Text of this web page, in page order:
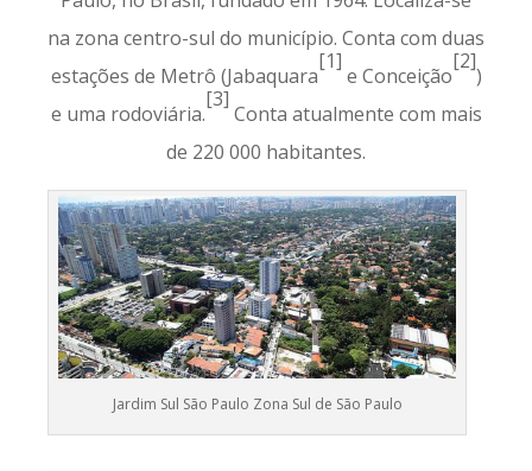
na zona centro-sul do município. Conta com duas
estações de Metrô (Jabaquara
[1]
e Conceição
[2]
)
e uma rodoviária.
[3]
Conta atualmente com mais
de 220 000 habitantes.
Jardim Sul São Paulo Zona Sul de São Paulo